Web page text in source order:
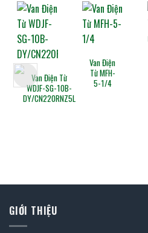
Van Điện Từ
WDJF-SG-10B-
DY/CN220RNZ5L
Van Điện
Từ MFH-
5-1/4
GIỚI THIỆU